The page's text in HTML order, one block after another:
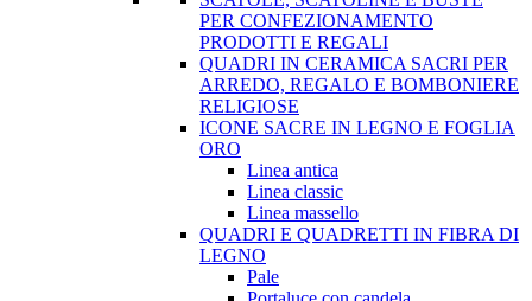
PER CONFEZIONAMENTO
PRODOTTI E REGALI
QUADRI IN CERAMICA SACRI PER
ARREDO, REGALO E BOMBONIERE
RELIGIOSE
ICONE SACRE IN LEGNO E FOGLIA
ORO
Linea antica
Linea classic
Linea massello
QUADRI E QUADRETTI IN FIBRA DI
LEGNO
Pale